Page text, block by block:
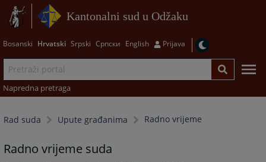
Kantonalni sud u Odžaku
Bosanski Hrvatski Srpski Српски English Prijava
Napredna pretraga
Rad suda Upute građanima Radno vrijeme
Radno vrijeme suda